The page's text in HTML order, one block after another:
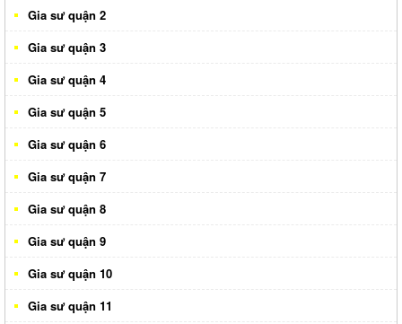
Gia sư quận 2
Gia sư quận 3
Gia sư quận 4
Gia sư quận 5
Gia sư quận 6
Gia sư quận 7
Gia sư quận 8
Gia sư quận 9
Gia sư quận 10
Gia sư quận 11